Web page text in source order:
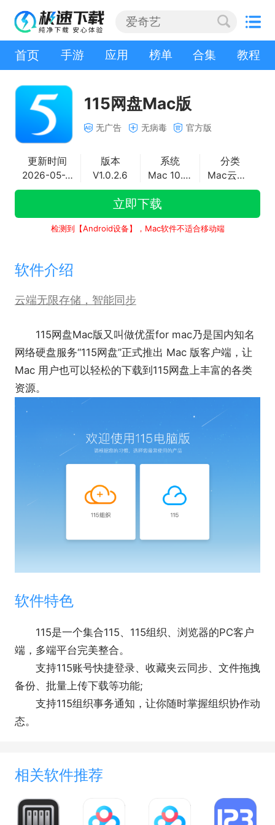
首页 手游 应用 榜单 合集 教程
115网盘Mac版
无广告 无病毒 官方版
更新时间
2026-05-20
版本
V1.0.2.6
系统
Mac 10.8+
分类
Mac云存储
立即下载
检测到【Android设备】，Mac软件不适合移动端
软件介绍
云端无限存储，智能同步
115网盘Mac版又叫做优蛋for mac乃是国内知名
网络硬盘服务“115网盘”正式推出 Mac 版客户端，让
Mac 用户也可以轻松的下载到115网盘上丰富的各类
资源。
软件特色
115是一个集合115、115组织、浏览器的PC客户
端，多端平台完美整合。
支持115账号快捷登录、收藏夹云同步、文件拖拽
备份、批量上传下载等功能;
支持115组织事务通知，让你随时掌握组织协作动
态。
相关软件推荐